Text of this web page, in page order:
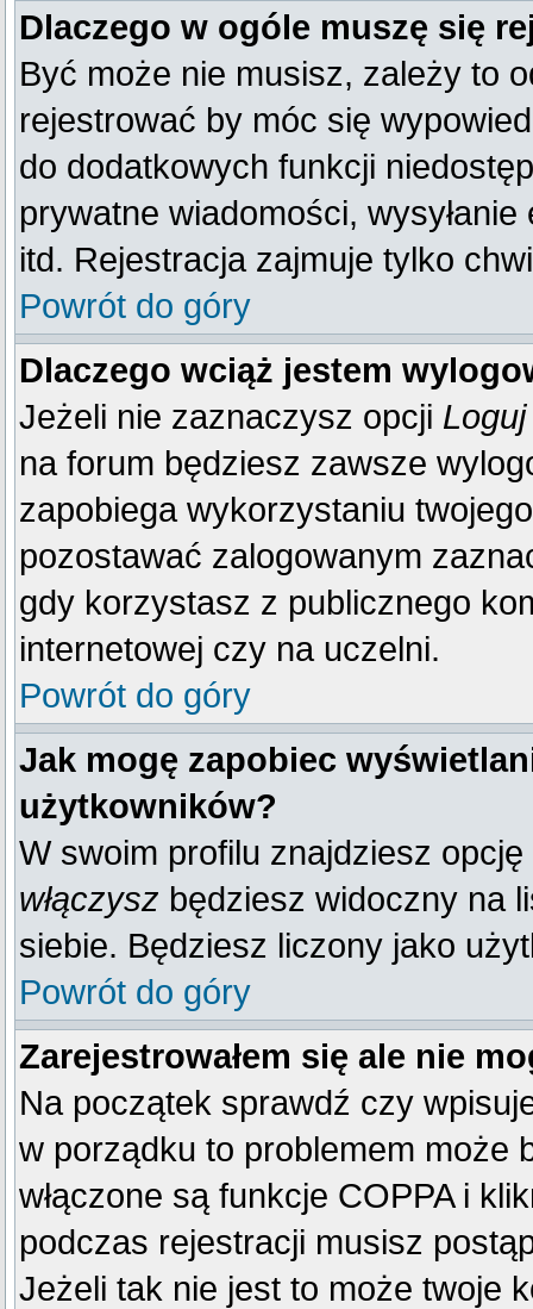
Dlaczego w ogóle muszę się
Być może nie musisz, zależy to
rejestrować by móc się
do dodatkowych funkcji
prywatne wiadomości,
itd. Rejestracja zajmuje tylko
Powrót do góry
Dlaczego wciąż jestem
Jeżeli nie zaznaczysz opcji
na forum będziesz zawsze
zapobiega wykorzystaniu
pozostawać zalogowanym
gdy korzystasz z publicznego
internetowej czy na uczelni.
Powrót do góry
Jak mogę zapobiec
użytkowników?
W swoim profilu znajdziesz opcję
włączysz będziesz widoczny na
siebie. Będziesz liczony jako
Powrót do góry
Zarejestrowałem się ale nie
Na początek sprawdź czy
w porządku to problemem może
włączone są funkcje COPPA i
podczas rejestracji musisz
Jeżeli tak nie jest to może twoje